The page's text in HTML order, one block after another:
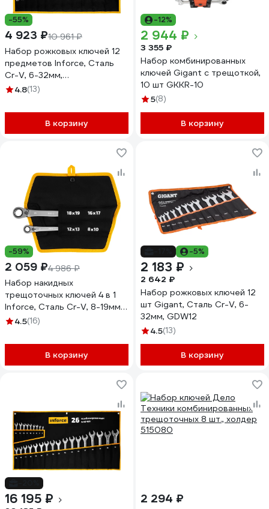
-55%
4 923 ₽10 961 ₽
Набор рожковых ключей 12
предметов Inforce, Сталь
Cr-V, 6-32мм,
профессиональный, 06-05-
4.8(13)
В корзину
-12%
2 944 ₽
3 355 ₽
Набор комбинированных
ключей Gigant с трещоткой,
10 шт GKKR-10
5(8)
В корзину
-59%
2 059 ₽4 986 ₽
Набор накидных
трещоточных ключей 4 в 1
Inforce, Сталь Cr-V, 8-19мм,
профессиональный, 06-05-
4.5(16)
В корзину
-5%
2 183 ₽
2 642 ₽
Набор рожковых ключей 12
шт Gigant, Сталь Cr-V, 6-
32мм, GDW12
4.5(13)
В корзину
16 195 ₽ 2 294 ₽